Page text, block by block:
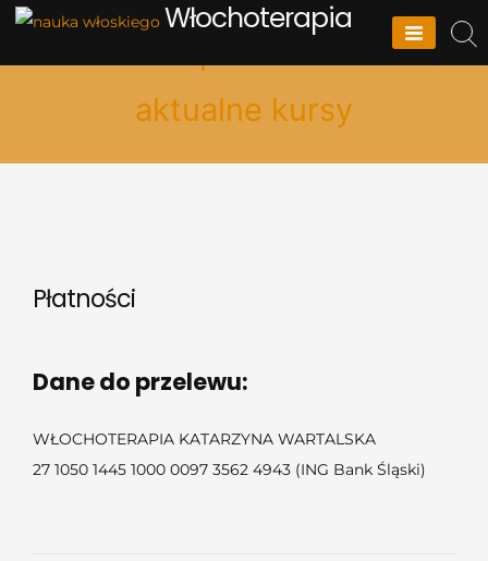
aktualne kursy
Włochoterapia
Płatności
Dane do przelewu:
WŁOCHOTERAPIA KATARZYNA WARTALSKA
27 1050 1445 1000 0097 3562 4943 (ING Bank Śląski)